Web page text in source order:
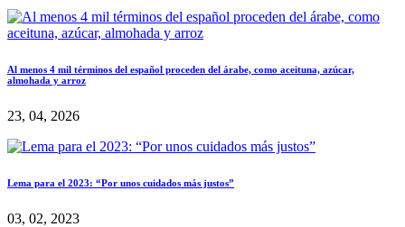
Al menos 4 mil términos del español proceden del árabe, como aceituna, azúcar,
almohada y arroz
23, 04, 2026
Lema para el 2023: “Por unos cuidados más justos”
03, 02, 2023